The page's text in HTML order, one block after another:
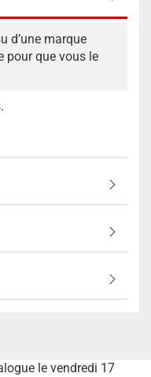
d’une marque
pour que vous le
le vendredi 17